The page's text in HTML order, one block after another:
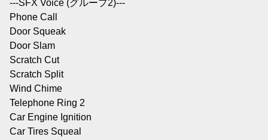
---SFX Voice (グループ2)---
Phone Call
Door Squeak
Door Slam
Scratch Cut
Scratch Split
Wind Chime
Telephone Ring 2
Car Engine Ignition
Car Tires Squeal